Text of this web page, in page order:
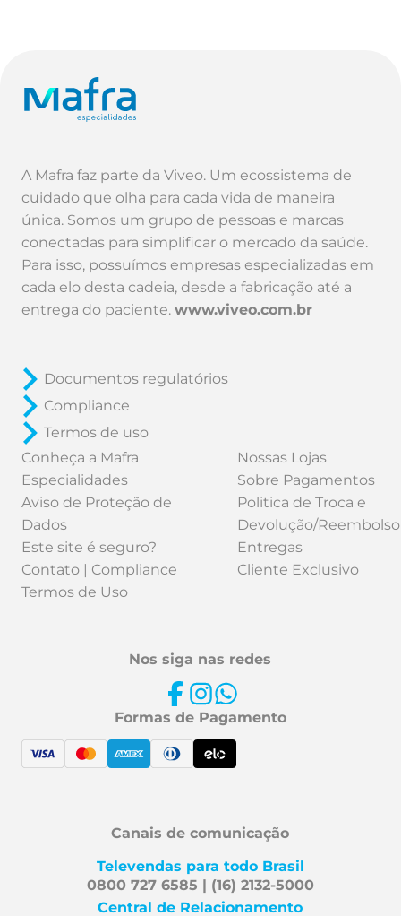
A Mafra faz parte da Viveo. Um ecossistema de
cuidado que olha para cada vida de maneira
única. Somos um grupo de pessoas e marcas
conectadas para simplificar o mercado da saúde.
Para isso, possuímos empresas especializadas em
cada elo desta cadeia, desde a fabricação até a
entrega do paciente.www.viveo.com.br
Documentos regulatórios
Compliance
Termos de uso
Conheça a Mafra
Especialidades
Aviso de Proteção de
Dados
Este site é seguro?
Contato | Compliance
Termos de Uso
Nossas Lojas
Sobre Pagamentos
Politica de Troca e
Devolução/Reembolso
Entregas
Cliente Exclusivo
Nos siga nas redes
Formas de Pagamento
Canais de comunicação
Televendas para todo Brasil
0800 727 6585 | (16) 2132-5000
Central de Relacionamento